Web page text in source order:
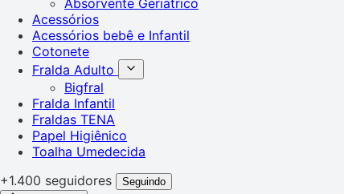
Acessórios
Acessórios bebê e Infantil
Cotonete
Fralda Adulto
Bigfral
Fralda Infantil
Fraldas TENA
Papel Higiênico
Toalha Umedecida
+1.400 seguidores
Seguindo